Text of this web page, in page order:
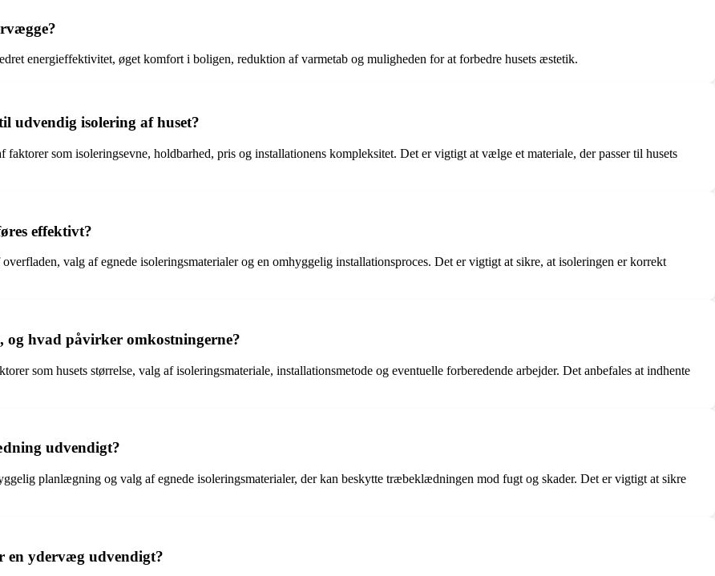
energieffektivitet, øget komfort i boligen, reduktion af varmetab og muligheden for at forbedre husets æstetik.
udvendig isolering af huset?
som isoleringsevne, holdbarhed, pris og installationens kompleksitet. Det er vigtigt at vælge et materiale, der passer til husets
effektivt?
valg af egnede isoleringsmaterialer og en omhyggelig installationsproces. Det er vigtigt at sikre, at isoleringen er korrekt
hvad påvirker omkostningerne?
som husets størrelse, valg af isoleringsmateriale, installationsmetode og eventuelle forberedende arbejder. Det anbefales at indhente
udvendigt?
planlægning og valg af egnede isoleringsmaterialer, der kan beskytte træbeklædningen mod fugt og skader. Det er vigtigt at sikre
en ydervæg udvendigt?